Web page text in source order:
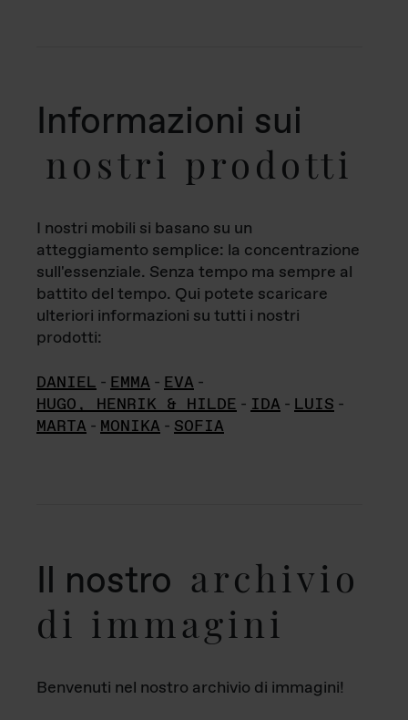
Informazioni sui
nostri prodotti
I nostri mobili si basano su un
atteggiamento semplice: la concentrazione
sull'essenziale. Senza tempo ma sempre al
battito del tempo. Qui potete scaricare
ulteriori informazioni su tutti i nostri
prodotti:
DANIEL - EMMA - EVA -
HUGO, HENRIK & HILDE - IDA - LUIS -
MARTA - MONIKA - SOFIA
Il nostro archivio
di immagini
Benvenuti nel nostro archivio di immagini!